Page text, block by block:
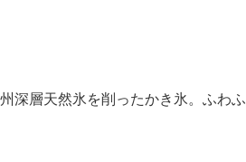
深層天然氷を削ったかき氷。ふわふ